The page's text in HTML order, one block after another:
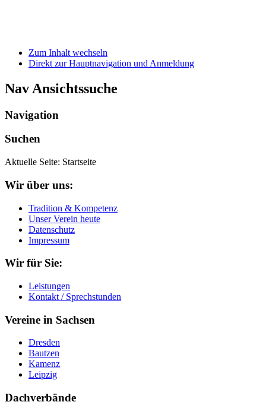
Zum Inhalt wechseln
Direkt zur Hauptnavigation und Anmeldung
Nav Ansichtssuche
Navigation
Suchen
Aktuelle Seite: Startseite
Wir über uns:
Tradition & Kompetenz
Unser Verein heute
Datenschutz
Impressum
Wir für Sie:
Leistungen
Kontakt / Sprechstunden
Vereine in Sachsen
Dresden
Bautzen
Kamenz
Leipzig
Dachverbände